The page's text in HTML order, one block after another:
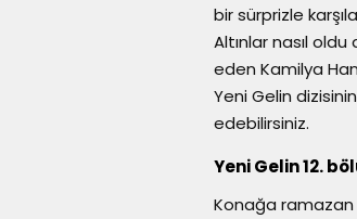
bir sürprizle
Altınlar nasıl
eden Kamilya
Yeni Gelin
edebilirsiniz.
Yeni Gelin 12.
Konağa ramazan